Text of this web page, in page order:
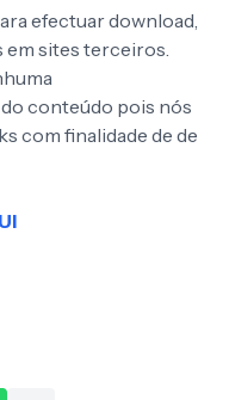
efectuar download,
em sites terceiros.
conteúdo pois nós
com finalidade de de